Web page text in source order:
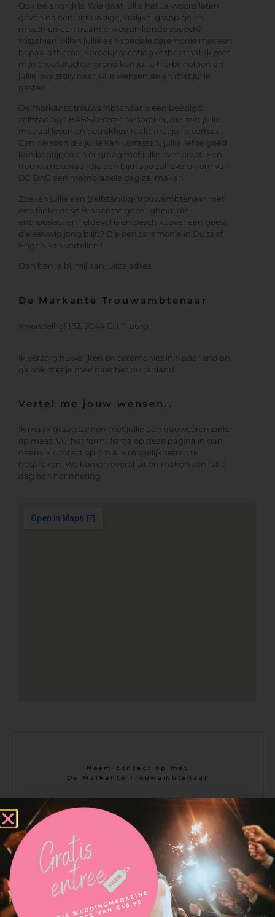
Ook belangrijk is; Wie gaat jullie het Ja-woord laten
geven na een uitbundige, vrolijke, grappige en
misschien een traantje-wegpinkende speech?
Misschien willen jullie een speciale ceremonie met een
bepaald thema. Sprookjesachting of theatraal. Ik met
mijn theaterachtergrond kan jullie hierbij helpen en
jullie love story naar jullie wensen delen met jullie
gasten.
De markante trouwambtenaar is een beëdigd,
zelfstandige BABS/ceremoniespreker, die met jullie
mee zal leven en betrokken raakt met jullie verhaal.
Een persoon die jullie kan verrassen, jullie liefde goed
kan begrijpen en er graag met jullie over praat. Een
trouwambtenaar die een bijdrage zal leveren om van
DE DAG een memorabele dag zal maken.
Zoeken jullie een (zelfstandig) trouwambtenaar met
een flinke dosis Brabantse gezelligheid, die
enthousiast en liefdevol is en beschikt over een geest
die eeuwig jong blijft? Die een ceremonie in Duits of
Engels kan vertellen?
Dan ben je bij mij aan juiste adres!
De Markante Trouwambtenaar
Kwendelhof 182, 5044 EH Tilburg
Ik verzorg huwelijken en ceremonies in Nederland en
ga ook met je mee naar het buitenland.
Vertel me jouw wensen..
Ik maak graag samen met jullie een trouwceremonie
op maat! Vul het formuliertje op deze pagina in dan
neem ik contact op om alle mogelijkheden te
bespreken. We komen overal uit en maken van jullie
dag een herinnering.
Neem contact op met
De Markante Trouwambtenaar